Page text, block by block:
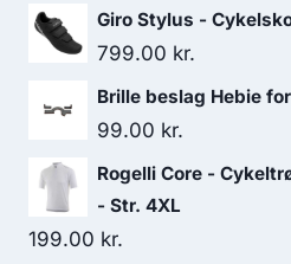
Giro Stylus -
799.00 kr.
Brille beslag Hebie
99.00 kr.
Rogelli Core -
- Str. 4XL
199.00 kr.